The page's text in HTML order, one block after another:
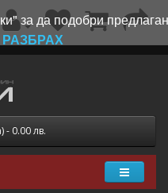
- 0.00 лв.
за да подобри
РАЗБРАХ